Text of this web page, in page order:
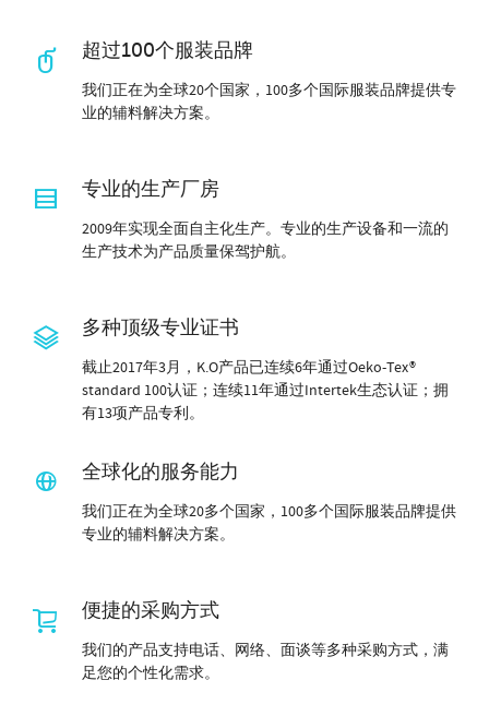
超过100个服装品牌
我们正在为全球20个国家，100多个国际服装品牌提供专
业的辅料解决方案。
专业的生产厂房
2009年实现全面自主化生产。专业的生产设备和一流的
生产技术为产品质量保驾护航。
多种顶级专业证书
截止2017年3月，K.O产品已连续6年通过Oeko-Tex®
standard 100认证；连续11年通过Intertek生态认证；拥
有13项产品专利。
全球化的服务能力
我们正在为全球20多个国家，100多个国际服装品牌提供
专业的辅料解决方案。
便捷的采购方式
我们的产品支持电话、网络、面谈等多种采购方式，满
足您的个性化需求。